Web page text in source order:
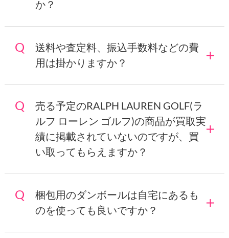
か？
送料や査定料、振込手数料などの費
用は掛かりますか？
売る予定のRALPH LAUREN GOLF(ラ
ルフ ローレン ゴルフ)の商品が買取実
績に掲載されていないのですが、買
い取ってもらえますか？
梱包用のダンボールは自宅にあるも
のを使っても良いですか？